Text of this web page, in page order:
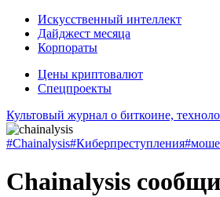
Искусственный интеллект
Дайджест месяца
Корпораты
Цены криптовалют
Спецпроекты
Культовый журнал о биткоине,
#Chainalysis#Киберпреступления
Chainalysis